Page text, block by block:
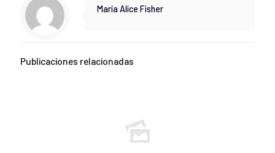
María Alice Fisher
Publicaciones relacionadas